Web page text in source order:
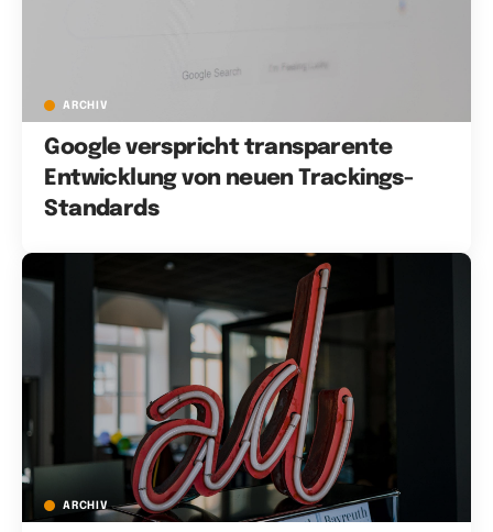
ARCHIV
Google verspricht transparente
Entwicklung von neuen Trackings-
Standards
ARCHIV